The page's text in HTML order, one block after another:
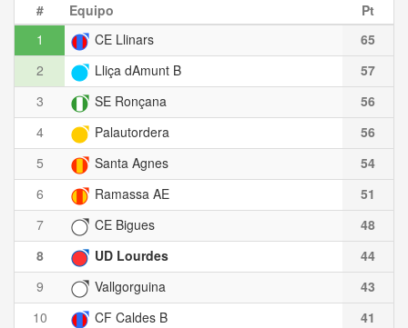
#
Equipo
Pt
1
CE Llinars
65
2
Lliça dAmunt B
57
3
SE Ronçana
56
4
Palautordera
56
5
Santa Agnes
54
6
Ramassa AE
51
7
CE Bigues
48
8
UD Lourdes
44
9
Vallgorguina
43
10
CF Caldes B
41